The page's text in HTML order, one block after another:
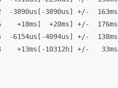
3890us] +/-  163ms
+20ms] +/-  176ms
4094us] +/-  138ms
10312h] +/-   33ms